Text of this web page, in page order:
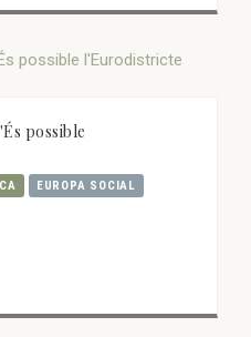
possible
EUROPA SOCIAL